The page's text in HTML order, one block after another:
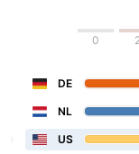
0
DE
NL
US